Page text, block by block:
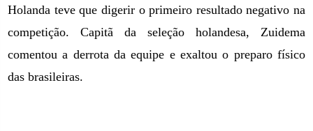
Holanda teve que digerir o primeiro resultado negativo na
competição. Capitã da seleção holandesa, Zuidema
comentou a derrota da equipe e exaltou o preparo físico
das brasileiras.